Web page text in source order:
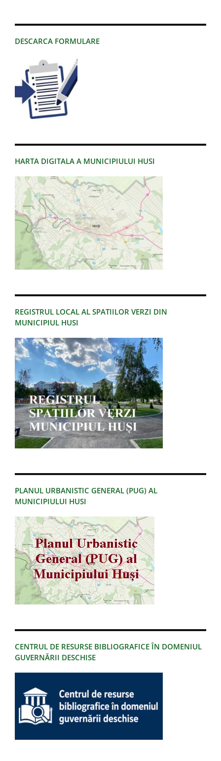
DESCARCA FORMULARE
HARTA DIGITALA A MUNICIPIULUI HUSI
REGISTRUL LOCAL AL SPATIILOR VERZI DIN
MUNICIPIUL HUSI
PLANUL URBANISTIC GENERAL (PUG) AL
MUNICIPIULUI HUSI
CENTRUL DE RESURSE BIBLIOGRAFICE ÎN DOMENIUL
GUVERNĂRII DESCHISE